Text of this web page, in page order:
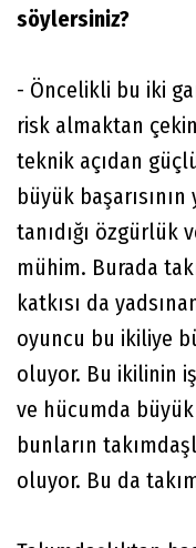
söylersiniz?
- Öncelikli bu iki
risk almaktan
teknik açıdan
büyük
tanıdığı özgürlük
mühim. Burada
katkısı da
oyuncu bu ikiliye
oluyor. Bu ikilinin
ve hücumda
bunların
oluyor. Bu da